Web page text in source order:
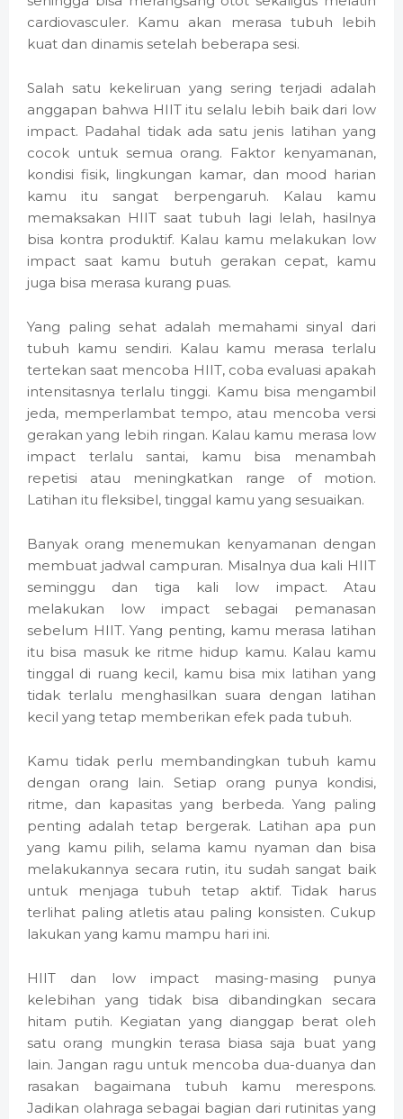
cardiovasculer. Kamu akan merasa tubuh lebih
kuat dan dinamis setelah beberapa sesi.
Salah satu kekeliruan yang sering terjadi adalah
anggapan bahwa HIIT itu selalu lebih baik dari low
impact. Padahal tidak ada satu jenis latihan yang
cocok untuk semua orang. Faktor kenyamanan,
kondisi fisik, lingkungan kamar, dan mood harian
kamu itu sangat berpengaruh. Kalau kamu
memaksakan HIIT saat tubuh lagi lelah, hasilnya
bisa kontra produktif. Kalau kamu melakukan low
impact saat kamu butuh gerakan cepat, kamu
juga bisa merasa kurang puas.
Yang paling sehat adalah memahami sinyal dari
tubuh kamu sendiri. Kalau kamu merasa terlalu
tertekan saat mencoba HIIT, coba evaluasi apakah
intensitasnya terlalu tinggi. Kamu bisa mengambil
jeda, memperlambat tempo, atau mencoba versi
gerakan yang lebih ringan. Kalau kamu merasa low
impact terlalu santai, kamu bisa menambah
repetisi atau meningkatkan range of motion.
Latihan itu fleksibel, tinggal kamu yang sesuaikan.
Banyak orang menemukan kenyamanan dengan
membuat jadwal campuran. Misalnya dua kali HIIT
seminggu dan tiga kali low impact. Atau
melakukan low impact sebagai pemanasan
sebelum HIIT. Yang penting, kamu merasa latihan
itu bisa masuk ke ritme hidup kamu. Kalau kamu
tinggal di ruang kecil, kamu bisa mix latihan yang
tidak terlalu menghasilkan suara dengan latihan
kecil yang tetap memberikan efek pada tubuh.
Kamu tidak perlu membandingkan tubuh kamu
dengan orang lain. Setiap orang punya kondisi,
ritme, dan kapasitas yang berbeda. Yang paling
penting adalah tetap bergerak. Latihan apa pun
yang kamu pilih, selama kamu nyaman dan bisa
melakukannya secara rutin, itu sudah sangat baik
untuk menjaga tubuh tetap aktif. Tidak harus
terlihat paling atletis atau paling konsisten. Cukup
lakukan yang kamu mampu hari ini.
HIIT dan low impact masing-masing punya
kelebihan yang tidak bisa dibandingkan secara
hitam putih. Kegiatan yang dianggap berat oleh
satu orang mungkin terasa biasa saja buat yang
lain. Jangan ragu untuk mencoba dua-duanya dan
rasakan bagaimana tubuh kamu merespons.
Jadikan olahraga sebagai bagian dari rutinitas yang